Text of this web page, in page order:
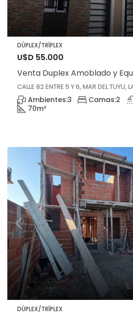
DÚPLEX/TRÍPLEX
U$D 55.000
Ambientes:3 Camas:2
70m²
DÚPLEX/TRÍPLEX